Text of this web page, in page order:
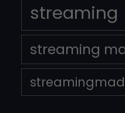
streaming
streaming